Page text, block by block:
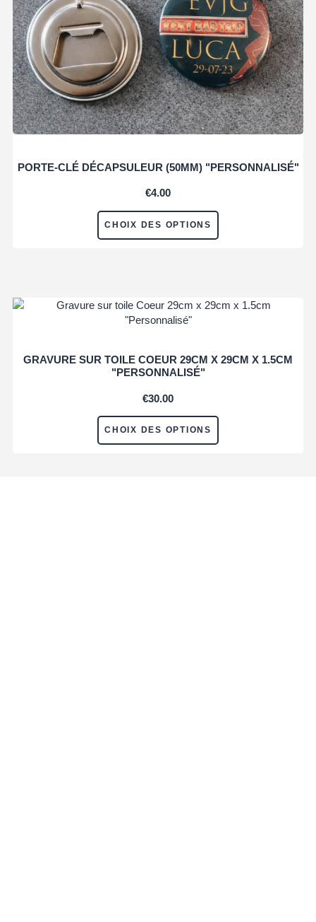
PORTE-CLÉ DÉCAPSULEUR (50MM) "PERSONNALISÉ"
€4.00
CHOIX DES OPTIONS
GRAVURE SUR TOILE COEUR 29CM X 29CM X 1.5CM
"PERSONNALISÉ"
€30.00
CHOIX DES OPTIONS